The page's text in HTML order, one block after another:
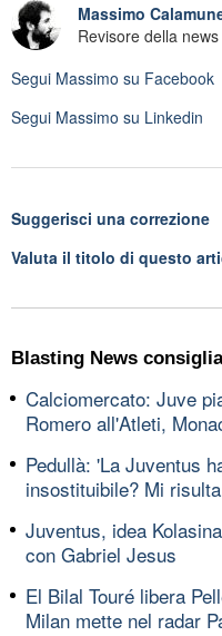
Massimo
Revisore della news
Segui Massimo su Facebook
Segui Massimo su Linkedin
Suggerisci una correzione
Valuta il titolo di questo
Blasting News consiglia
Calciomercato: Juve
Romero all'Atleti,
Pedullà: 'La Juventus
insostituibile? Mi
Juventus, idea
con Gabriel Jesus
El Bilal Touré libera
Milan mette nel radar